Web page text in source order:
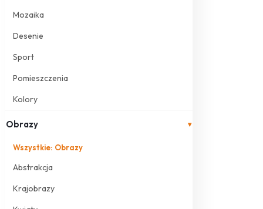
Mozaika
Desenie
Sport
Pomieszczenia
Kolory
Obrazy ▾
Wszystkie: Obrazy
Abstrakcja
Krajobrazy